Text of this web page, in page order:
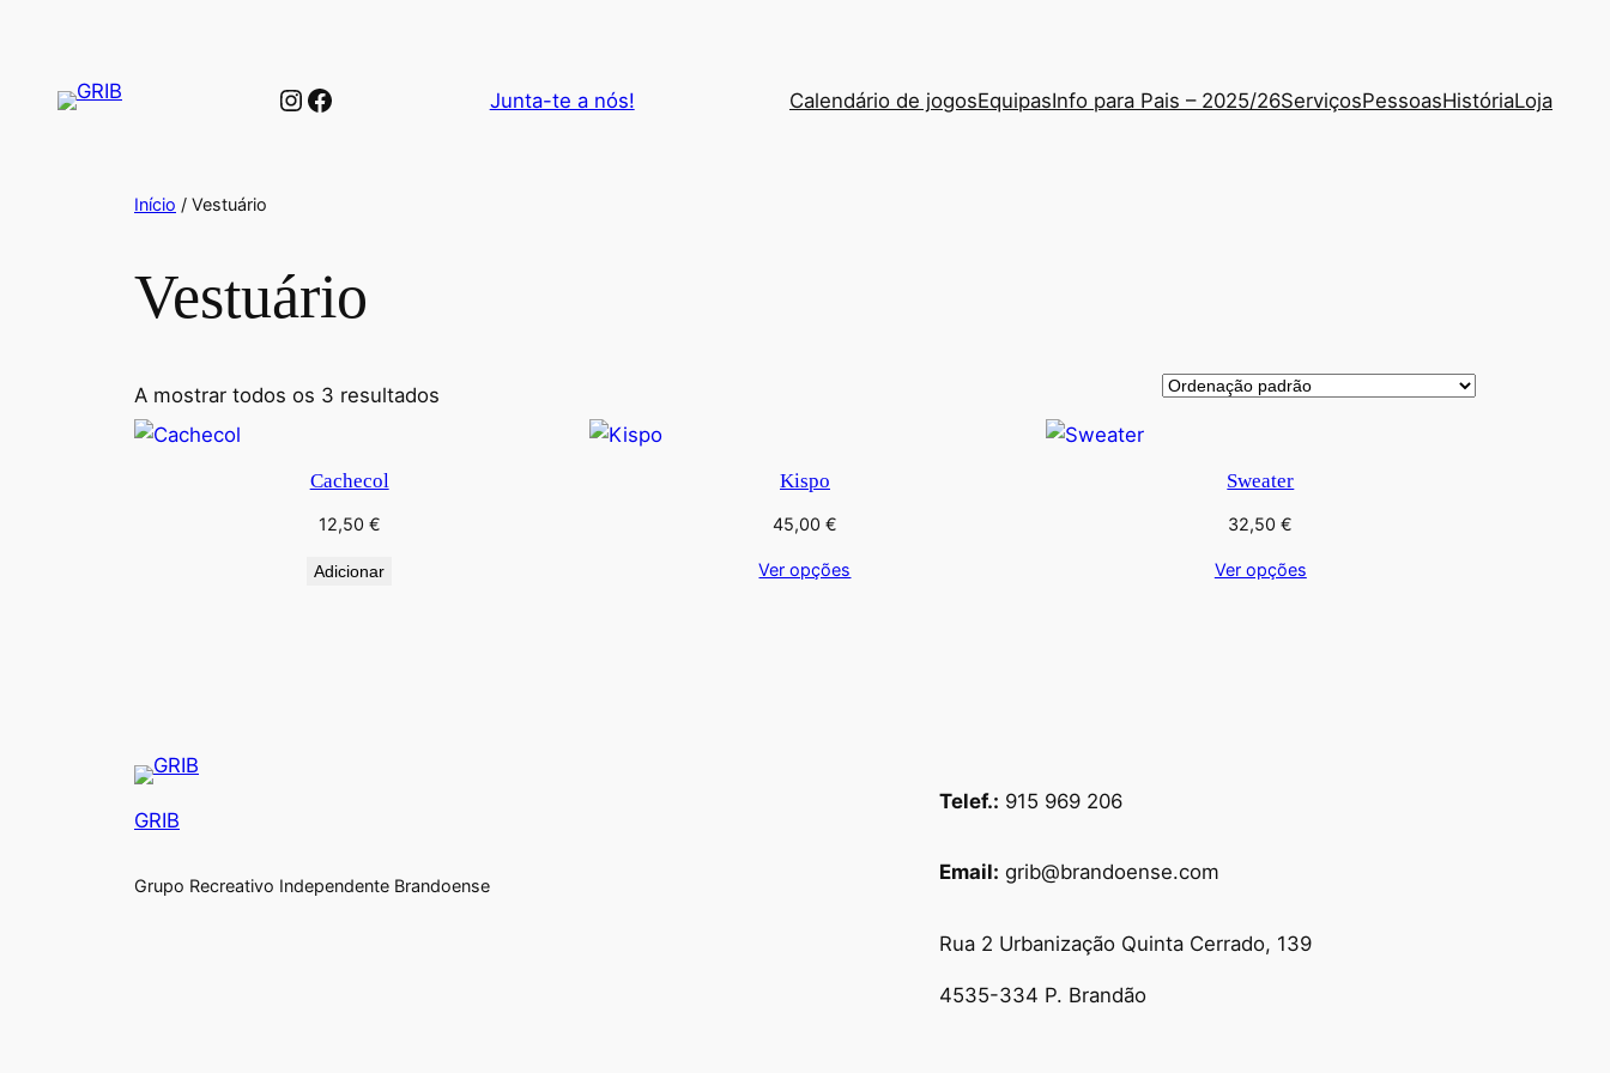
conteúdo
Instagram
Facebook Junta-te a nós! Calendário de jogosEquipasInfo para Pais – 2025/26ServiçosPessoasHistóriaLoja
Início / Vestuário
Vestuário
A mostrar todos os 3 resultados
Cachecol
12,50 €
Adicionar
Kispo
45,00 €
Ver opções
Sweater
32,50€
Ver opções
GRIB
Grupo Recreativo Independente Brandoense
Telef.: 915 969 206
Email: grib@brandoense.com
Rua 2 Urbanização Quinta Cerrado, 139
4535-334 P. Brandão